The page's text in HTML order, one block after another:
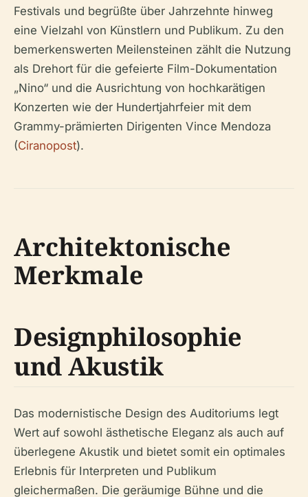
Festivals und begrüßte über Jahrzehnte hinweg
eine Vielzahl von Künstlern und Publikum. Zu den
bemerkenswerten Meilensteinen zählt die Nutzung
als Drehort für die gefeierte Film-Dokumentation
„Nino“ und die Ausrichtung von hochkarätigen
Konzerten wie der Hundertjahrfeier mit dem
Grammy-prämierten Dirigenten Vince Mendoza
(Ciranopost).
Architektonische
Merkmale
Designphilosophie
und Akustik
Das modernistische Design des Auditoriums legt
Wert auf sowohl ästhetische Eleganz als auch auf
überlegene Akustik und bietet somit ein optimales
Erlebnis für Interpreten und Publikum
gleichermaßen. Die geräumige Bühne und die